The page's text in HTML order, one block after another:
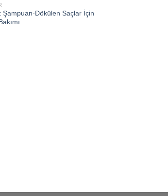
Add to
wishlist
Şampuan-Dökülen Saçlar İçin